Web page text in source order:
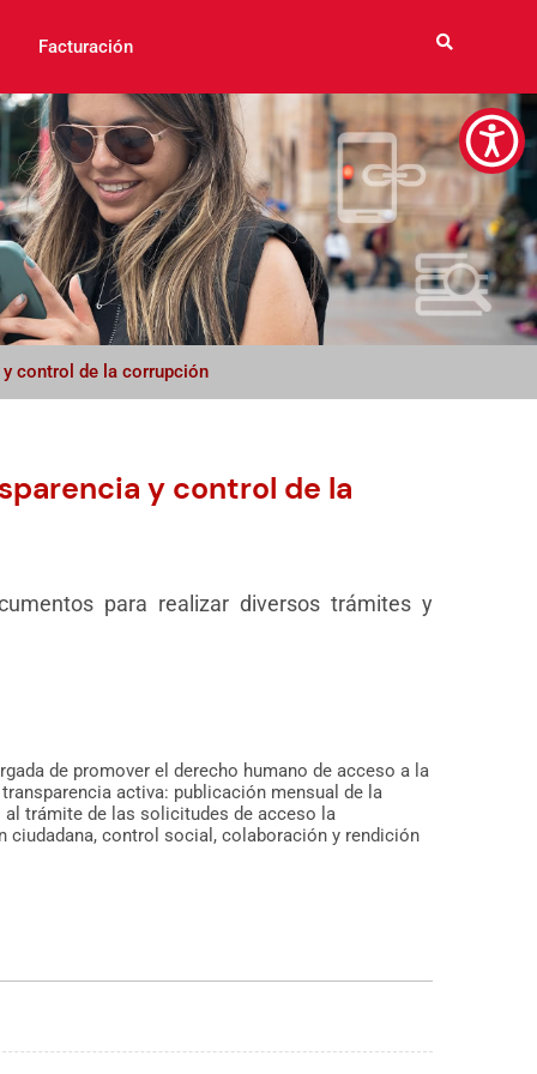
Facturación
y control de la corrupción
y control de la
para realizar diversos trámites y
de promover el derecho humano de acceso a la
activa: publicación mensual de la
trámite de las solicitudes de acceso la
control social, colaboración y rendición